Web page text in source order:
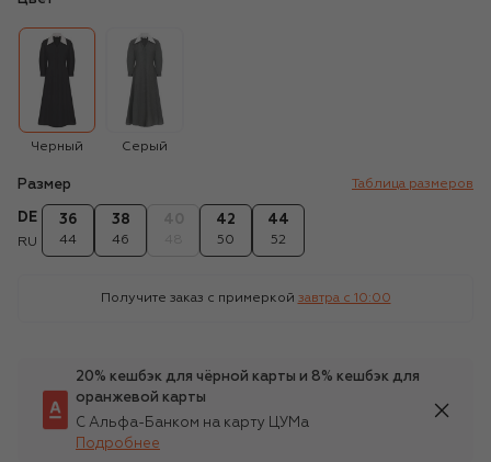
Черный Серый
Размер Таблица размеров
DE
RU
36
44
38
46
42
50
44
52
Получите заказ с примеркой завтра c 10:00
20% кешбэк для чёрной карты и 8% кешбэк для
оранжевой карты
С Альфа-Банком на карту ЦУМа
Подробнее